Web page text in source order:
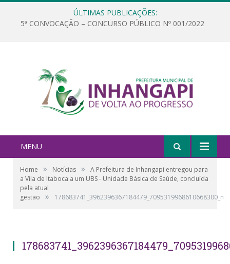
ÚLTIMAS PUBLICAÇÕES:
5ª CONVOCAÇÃO – CONCURSO PÚBLICO Nº 001/2022
MENU
Home » Notícias »
A Prefeitura de Inhangapi entregou para
a Vila de Itaboca a um UBS - Unidade Básica de Saúde, concluída
pela atual
gestão
» 178683741_3962396367184479_7095319968610668300_n